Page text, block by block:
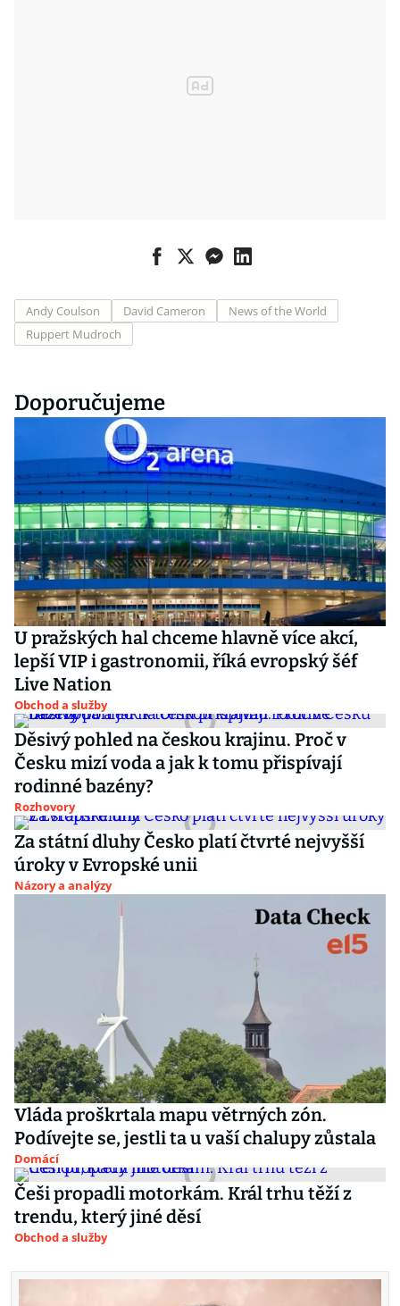
Andy Coulson David Cameron
News of the World
Ruppert Mudroch
Doporučujeme
U pražských hal chceme hlavně více akcí,
lepší VIP i gastronomii, říká evropský šéf
Live Nation
Obchod a služby
Děsivý pohled na českou krajinu. Proč v
Česku mizí voda a jak k tomu přispívají
rodinné bazény?
Rozhovory
Za státní dluhy Česko platí čtvrté nejvyšší
úroky v Evropské unii
Názory a analýzy
Vláda proškrtala mapu větrných zón.
Podívejte se, jestli ta u vaší chalupy zůstala
Domácí
Češi propadli motorkám. Král trhu těží z
trendu, který jiné děsí
Obchod a služby